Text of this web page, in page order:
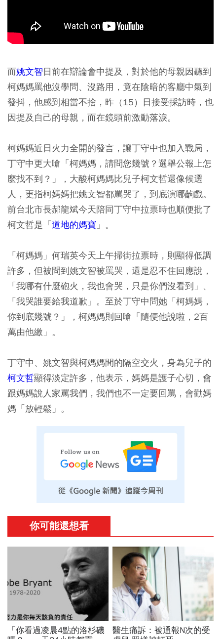
而姚文智日前在辯論會中提及，對於他的母親因聽到
柯媽媽罵他沒學問、沒路用，竟在陰暗的客廳中氣到
發抖，他感到相當不捨，昨（15）日接受採訪時，也
因提及自己的母親，而在鏡頭前激動落淚。
柯媽媽近日火力全開的發言，讓丁守中也加入戰局，
丁守中更大嗆「柯媽媽，請問您幾號？選舉公報上怎
麼找不到？」，大酸柯媽媽比兒子柯文哲還像候選
人，更指柯媽媽把姚文智都罵哭了，到底演哪齣戲。
前台北市長郝龍斌今天陪同丁守中拉票時也順便批了
柯文哲是「道地的媽寶 」。
「柯媽媽」何瑞英今天上午掃街拉票時，則顯得低調
許多，但被問到姚文智被罵哭，還是忍不住回應說，
「我哪有什麼砲火，我也會哭，只是你們沒看到」、
「我哭誰要給我道歉」。至於丁守中問她「柯媽媽，
你到底幾號？」，柯媽媽則回嗆「隨便他說啦，2百
萬由他繳」。
丁守中、姚文智與柯媽媽間的隔空交火，身為兒子的
柯文哲顯得淡定許多，他表示，媽媽是護子心切，會
跟媽媽說人家罵我們，我們也不一定要回罵，會勸媽
媽「放輕鬆」。